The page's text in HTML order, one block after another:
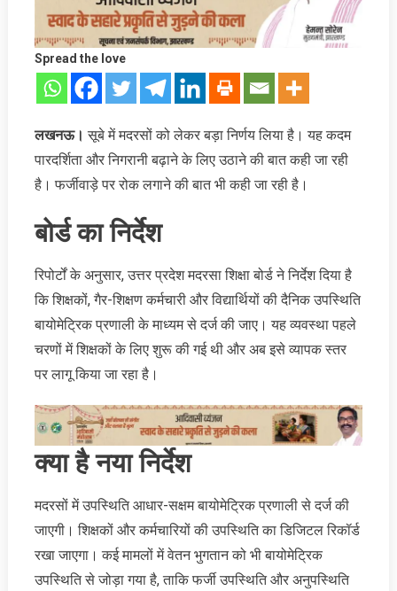
Spread the love
लखनऊ। सूबे में मदरसों को लेकर बड़ा निर्णय लिया है। यह कदम
पारदर्शिता और निगरानी बढ़ाने के लिए उठाने की बात कही जा रही
है। फर्जीवाड़े पर रोक लगाने की बात भी कही जा रही है।
बोर्ड का निर्देश
रिपोर्टों के अनुसार, उत्तर प्रदेश मदरसा शिक्षा बोर्ड ने निर्देश दिया है
कि शिक्षकों, गैर-शिक्षण कर्मचारी और विद्यार्थियों की दैनिक उपस्थिति
बायोमेट्रिक प्रणाली के माध्यम से दर्ज की जाए। यह व्यवस्था पहले
चरणों में शिक्षकों के लिए शुरू की गई थी और अब इसे व्यापक स्तर
पर लागू किया जा रहा है।
क्या है नया निर्देश
मदरसों में उपस्थिति आधार-सक्षम बायोमेट्रिक प्रणाली से दर्ज की
जाएगी। शिक्षकों और कर्मचारियों की उपस्थिति का डिजिटल रिकॉर्ड
रखा जाएगा। कई मामलों में वेतन भुगतान को भी बायोमेट्रिक
उपस्थिति से जोड़ा गया है, ताकि फर्जी उपस्थिति और अनुपस्थिति